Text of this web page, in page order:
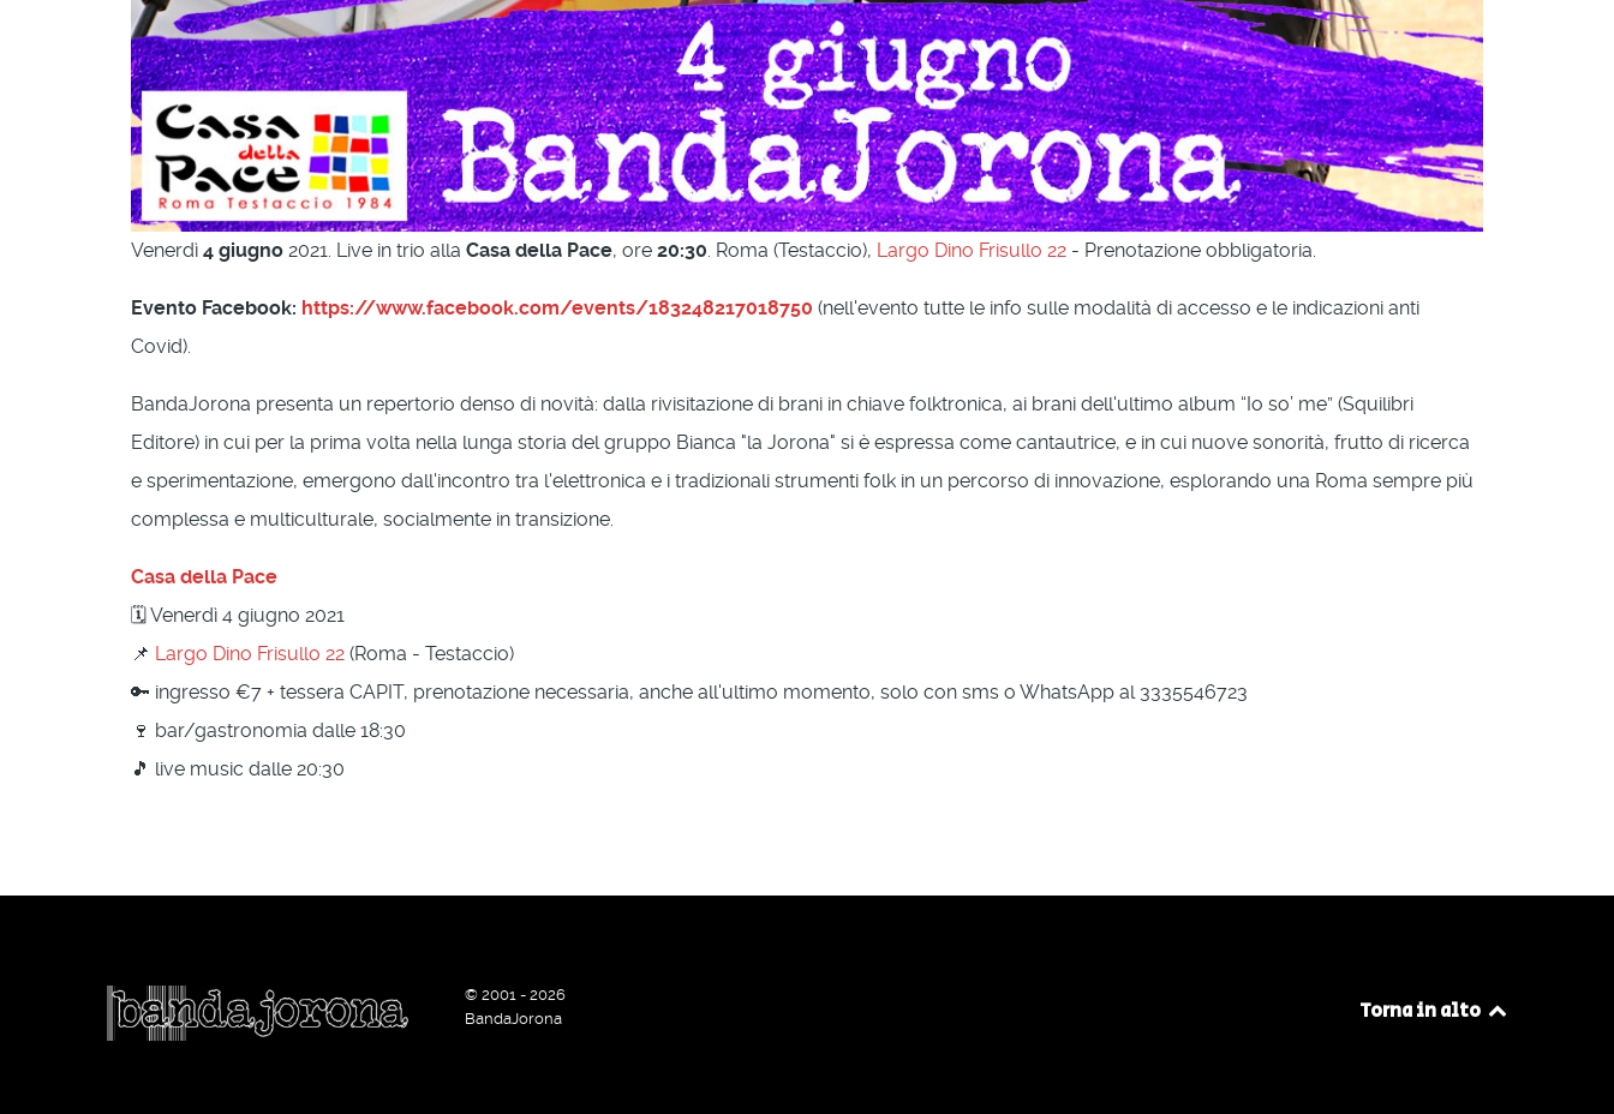
Venerdì 4 giugno 2021. Live in trio alla Casa della Pace, ore 20:30. Roma (Testaccio), Largo Dino Frisullo 22 - Prenotazione obbligatoria.
Evento Facebook: https://www.facebook.com/events/183248217018750 (nell'evento tutte le info sulle modalità di accesso e le indicazioni anti
Covid).
BandaJorona presenta un repertorio denso di novità: dalla rivisitazione di brani in chiave folktronica, ai brani dell'ultimo album “Io so’ me” (Squilibri
Editore) in cui per la prima volta nella lunga storia del gruppo Bianca "la Jorona" si è espressa come cantautrice, e in cui nuove sonorità, frutto di ricerca
e sperimentazione, emergono dall'incontro tra l'elettronica e i tradizionali strumenti folk in un percorso di innovazione, esplorando una Roma sempre più
complessa e multiculturale, socialmente in transizione.
Casa della Pace
🗓 Venerdì 4 giugno 2021
📌 Largo Dino Frisullo 22 (Roma - Testaccio)
🔑 ingresso €7 + tessera CAPIT, prenotazione necessaria, anche all'ultimo momento, solo con sms o WhatsApp al 3335546723
🍷 bar/gastronomia dalle 18:30
🎵 live music dalle 20:30
© 2001 - 2026
BandaJorona
Torna in alto